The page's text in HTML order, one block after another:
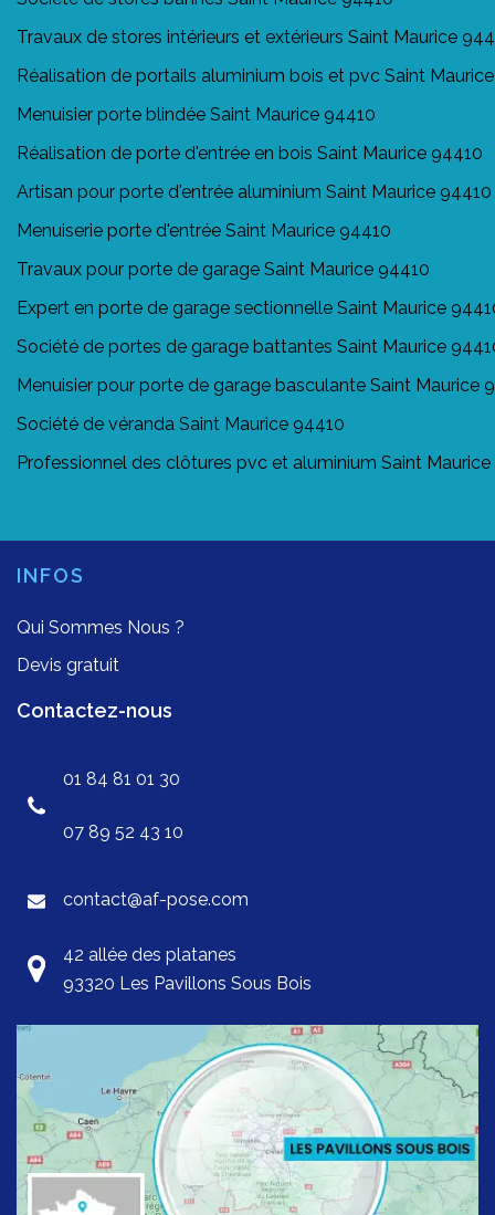
Travaux de stores intérieurs et extérieurs Saint Maurice
Réalisation de portails aluminium bois et pvc Saint
Menuisier porte blindée Saint Maurice 94410
Réalisation de porte d'entrée en bois Saint Maurice 94410
Artisan pour porte d'entrée aluminium Saint Maurice 94410
Menuiserie porte d'entrée Saint Maurice 94410
Travaux pour porte de garage Saint Maurice 94410
Expert en porte de garage sectionnelle Saint Maurice
Société de portes de garage battantes Saint Maurice
Menuisier pour porte de garage basculante Saint Maurice
Société de véranda Saint Maurice 94410
Professionnel des clôtures pvc et aluminium Saint
INFOS
Qui Sommes Nous ?
Devis gratuit
Contactez-nous
01 84 81 01 30
07 89 52 43 10
contact@af-pose.com
42 allée des platanes
93320 Les Pavillons Sous Bois